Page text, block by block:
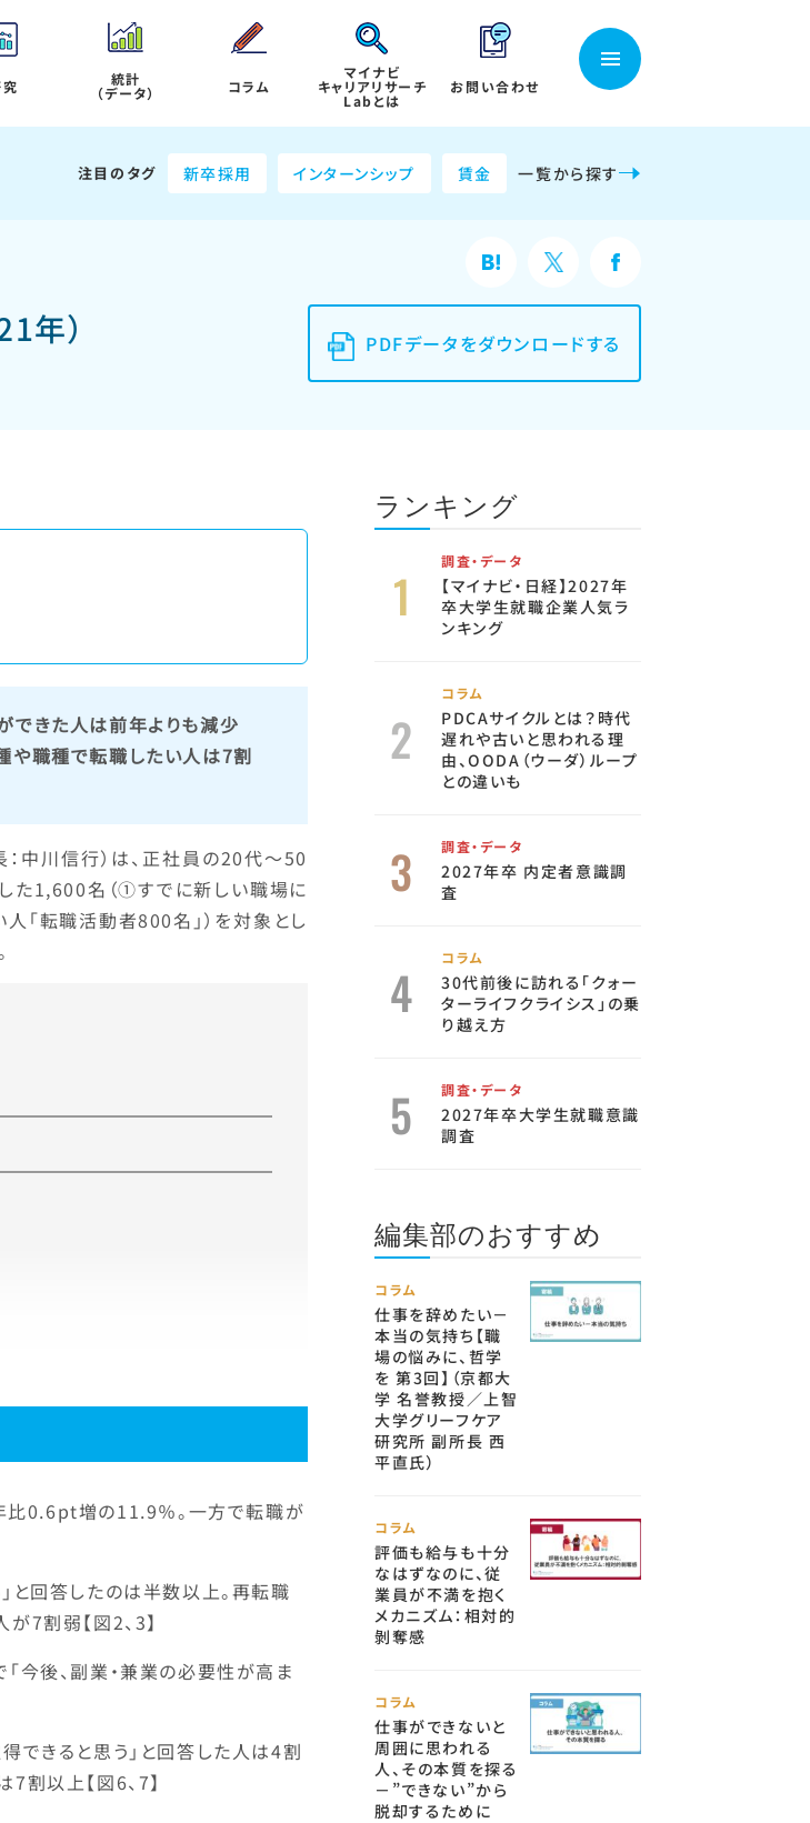
統計
（データ） コラム
マイナビ
キャリアリサーチ
Labとは
お問い合わせ
注目のタグ 新卒採用 インターンシップ 賃金 一覧から探す
年） PDFデータをダウンロードする
できた人は前年よりも減少
や職種で転職したい人は7割
中川信行）は、正社員の20代～50
た1,600名（①すでに新しい職場に
「転職活動者800名」）を対象とし
0.6pt増の11.9％。一方で転職が
と回答したのは半数以上。再転職
7割弱【図2、3】
今後、副業・兼業の必要性が高ま
できると思う」と回答した人は4割
割以上【図6、7】
ランキング
調査・データ
【マイナビ・日経】2027年
卒大学生就職企業人気ラ
ンキング
コラム
PDCAサイクルとは？時代
遅れや古いと思われる理
由、OODA（ウーダ）ループ
との違いも
調査・データ
2027年卒 内定者意識調
査
コラム
30代前後に訪れる「クォー
ターライフクライシス」の乗
り越え方
調査・データ
2027年卒大学生就職意識
調査
編集部のおすすめ
コラム
仕事を辞めたい－
本当の気持ち【職
場の悩みに、哲学
を 第3回】（京都大
学 名誉教授／上智
大学グリーフケア
研究所 副所長 西
平直氏）
コラム
評価も給与も十分
なはずなのに、従
業員が不満を抱く
メカニズム：相対的
剝奪感
コラム
仕事ができないと
周囲に思われる
人、その本質を探る
－”できない”から
脱却するために